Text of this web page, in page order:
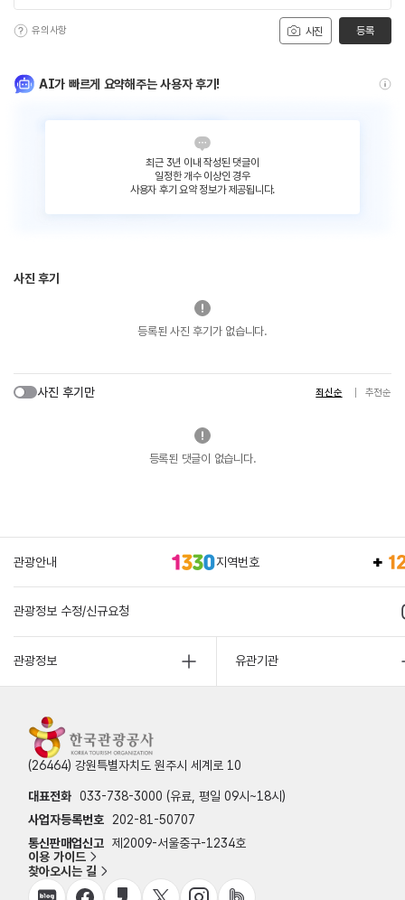
사진
유의사항 등록
AI가 빠르게 요약해주는 사용자 후기!
최근 3년 이내 작성된 댓글이
일정한 개수 이상인 경우
사용자 후기 요약 정보가 제공됩니다.
사진 후기
등록된 사진 후기가 없습니다.
사진 후기만 최신순 추천순
등록된 댓글이 없습니다.
관광안내 지역번호
관광정보 수정/신규요청
관광정보 유관기관
(26464) 강원특별자치도 원주시 세계로 10
대표전화 033-738-3000 (유료, 평일 09시~18시)
사업자등록번호
202-81-50707
통신판매업신고 제2009-서울중구-1234호
이용 가이드
찾아오시는 길